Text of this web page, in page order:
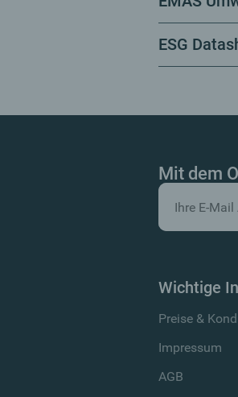
ESG
Mit dem
Wichtige
Preise &
Impressum
AGB